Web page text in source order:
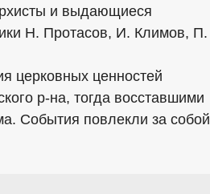
и выдающиеся
Н. Протасов, И. Климов, П.
церковных ценностей
р-на, тогда восставшими
События повлекли за собой